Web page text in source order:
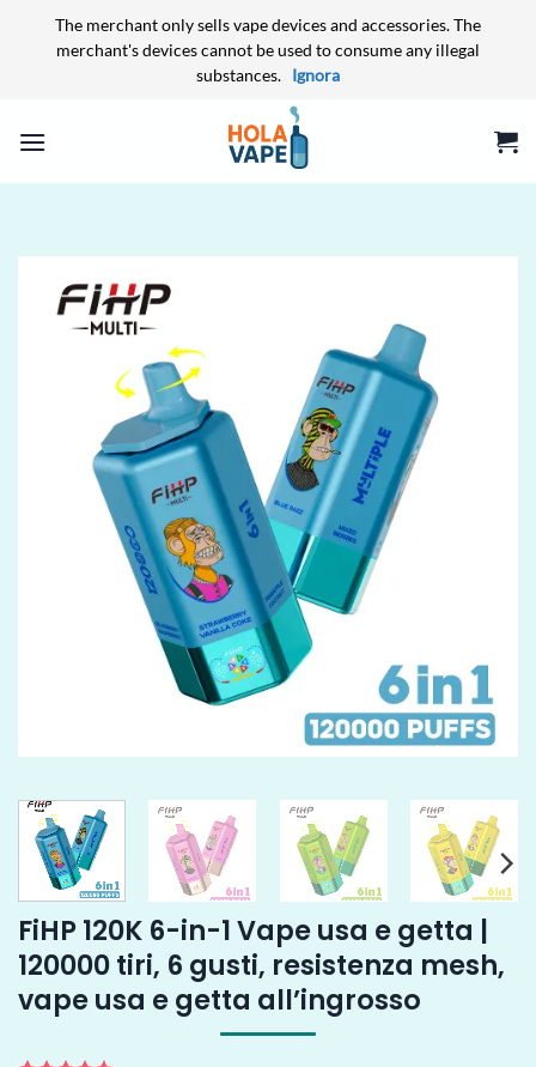
The merchant only sells vape devices and accessories. The
merchant's devices cannot be used to consume any illegal
substances. Ignora
FiHP 120K 6-in-1 Vape usa e getta |
120000 tiri, 6 gusti, resistenza mesh,
vape usa e getta all’ingrosso